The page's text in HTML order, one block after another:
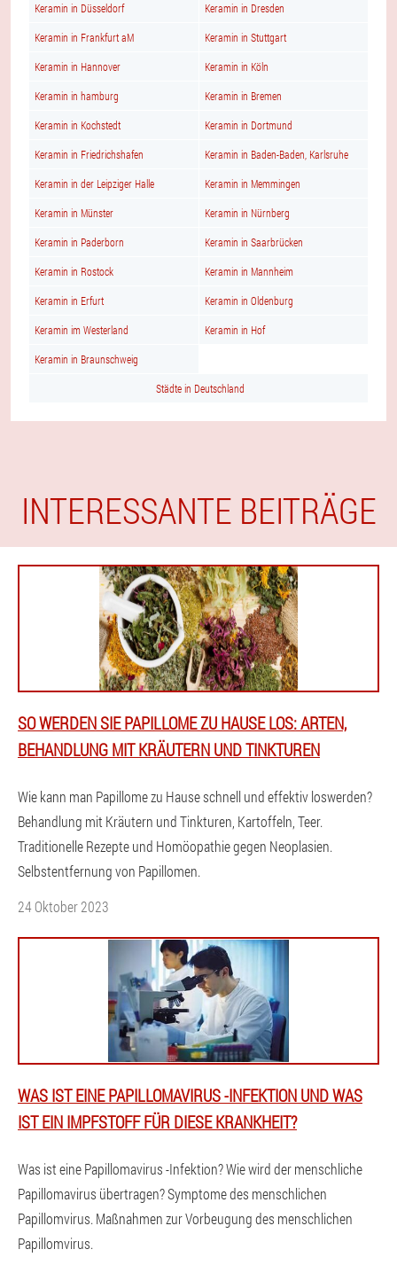
Keramin in Düsseldorf Keramin in Dresden
Keramin in Frankfurt aM Keramin in Stuttgart
Keramin in Hannover Keramin in Köln
Keramin in hamburg Keramin in Bremen
Keramin in Kochstedt Keramin in Dortmund
Keramin in Friedrichshafen Keramin in Baden-Baden, Karlsruhe
Keramin in der Leipziger Halle Keramin in Memmingen
Keramin in Münster Keramin in Nürnberg
Keramin in Paderborn Keramin in Saarbrücken
Keramin in Rostock Keramin in Mannheim
Keramin in Erfurt Keramin in Oldenburg
Keramin im Westerland Keramin in Hof
Keramin in Braunschweig
Städte in Deutschland
INTERESSANTE BEITRÄGE
SO WERDEN SIE PAPILLOME ZU HAUSE LOS: ARTEN,
BEHANDLUNG MIT KRÄUTERN UND TINKTUREN
Wie kann man Papillome zu Hause schnell und effektiv loswerden?
Behandlung mit Kräutern und Tinkturen, Kartoffeln, Teer.
Traditionelle Rezepte und Homöopathie gegen Neoplasien.
Selbstentfernung von Papillomen.
24 Oktober 2023
WAS IST EINE PAPILLOMAVIRUS -INFEKTION UND WAS
IST EIN IMPFSTOFF FÜR DIESE KRANKHEIT?
Was ist eine Papillomavirus -Infektion? Wie wird der menschliche
Papillomavirus übertragen? Symptome des menschlichen
Papillomvirus. Maßnahmen zur Vorbeugung des menschlichen
Papillomvirus.